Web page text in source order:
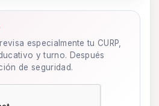
especialmente tu CURP,
y turno. Después
de seguridad.